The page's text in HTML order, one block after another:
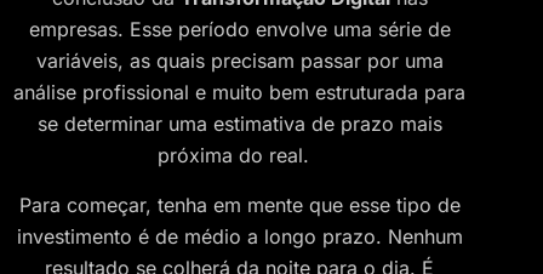
empresas. Esse período envolve uma série de
variáveis, as quais precisam passar por uma
análise profissional e muito bem estruturada para
se determinar uma estimativa de prazo mais
próxima do real.
Para começar, tenha em mente que esse tipo de
investimento é de médio a longo prazo. Nenhum
resultado se colherá da noite para o dia. É